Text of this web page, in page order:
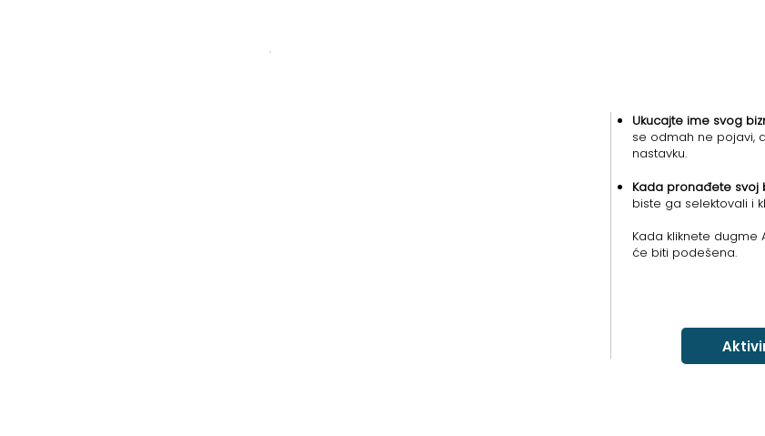
Ukucajte ime svog
se odmah ne pojavi,
nastavku.
Kada pronađete svoj
biste ga selektovali i
Kada kliknete dugme
će biti podešena.